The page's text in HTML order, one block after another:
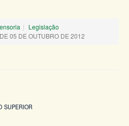
Legislação
05 DE OUTUBRO DE 2012
SUPERIOR